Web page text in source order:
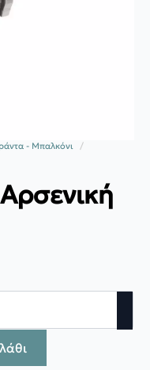
- Μπαλκόνι